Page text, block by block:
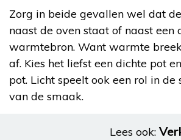
Zorg in beide gevallen wel dat
naast de oven staat of naast een
warmtebron. Want warmte
af. Kies het liefst een dichte pot
pot. Licht speelt ook een rol in
van de smaak.
Lees ook: